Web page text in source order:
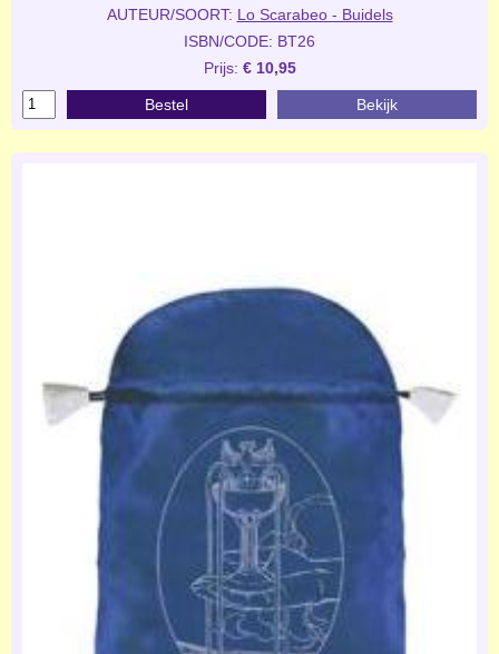
AUTEUR/SOORT: Lo Scarabeo - Buidels
ISBN/CODE: BT26
Prijs: € 10,95
Bestel Bekijk